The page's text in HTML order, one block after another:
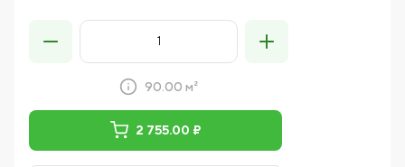
90.00 м²
2 755.00 ₽